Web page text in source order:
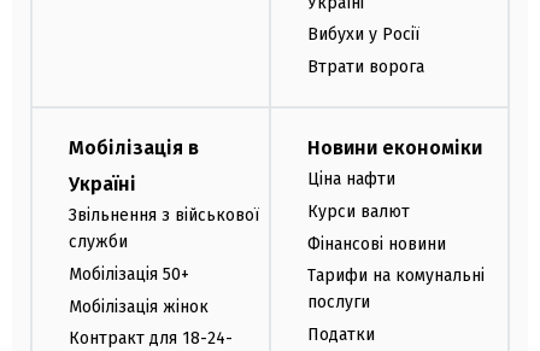
Вибухи у Росії
Втрати ворога
Мобілізація в
Україні
Звільнення з військової
служби
Мобілізація 50+
Мобілізація жінок
Контракт для 18-24-
Новини економіки
Ціна нафти
Курси валют
Фінансові новини
Тарифи на комунальні
послуги
Податки